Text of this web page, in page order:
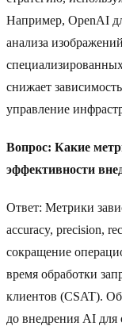
Например, OpenAI
анализа
снижает
управление
Вопрос: Какие
эффективности
Ответ: Метрики
accuracy, precision,
сокращение
время обработки
клиентов (CSAT).
до внедрения AI для